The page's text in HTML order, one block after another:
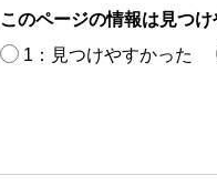
このページの情報は見つ
1：見つけやすかった